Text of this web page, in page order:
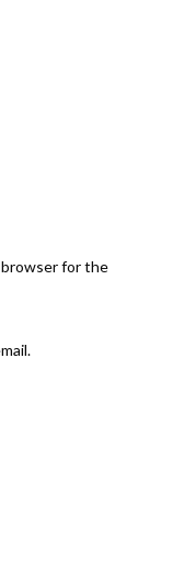
browser for the